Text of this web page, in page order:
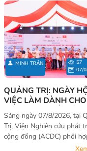
MINH TRẦN
57
07/
QUẢNG TRỊ: NGÀY
VIỆC LÀM DÀNH CHO
NGƯỜI KHUYẾT TẬT -
HỘI KHÔNG CỦA
2026
Sáng ngày 07/8/2026, tại
Trị, Viện Nghiên cứu phát
cộng đồng (ACDC) phối
với Hội Người khuyết tật –